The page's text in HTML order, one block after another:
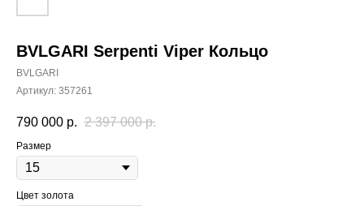
BVLGARI Serpenti Viper Кольцо
BVLGARI
Артикул: 357261
790 000 р. 2 397 000 р.
Размер
Цвет золота